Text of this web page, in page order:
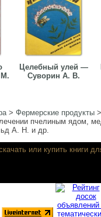
М.
Целебный улей —
Суворин А. В.
>Фермерские продукты >
пчелиным ядом,
А. Н. и др.
или купить книги